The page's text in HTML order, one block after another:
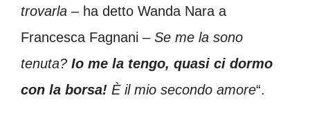
trovarla – ha detto Wanda Nara a
Francesca Fagnani – Se me la sono
tenuta? Io me la tengo, quasi ci dormo
con la borsa! È il mio secondo amore“.